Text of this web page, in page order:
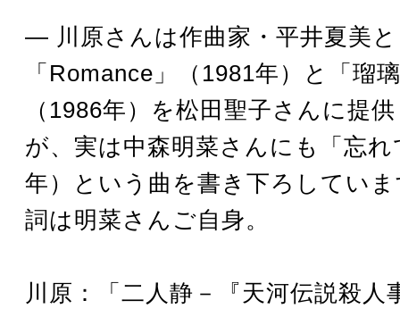
― 川原さんは作曲家・平井夏美
「Romance」（1981年）と「瑠
（1986年）を松田聖子さんに提
が、実は中森明菜さんにも「忘
年）という曲を書き下ろしてい
詞は明菜さんご自身。
川原：「二人静－『天河伝説殺人